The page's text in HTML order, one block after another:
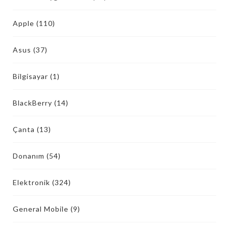
Apple (110)
Asus (37)
Bilgisayar (1)
BlackBerry (14)
Çanta (13)
Donanım (54)
Elektronik (324)
General Mobile (9)